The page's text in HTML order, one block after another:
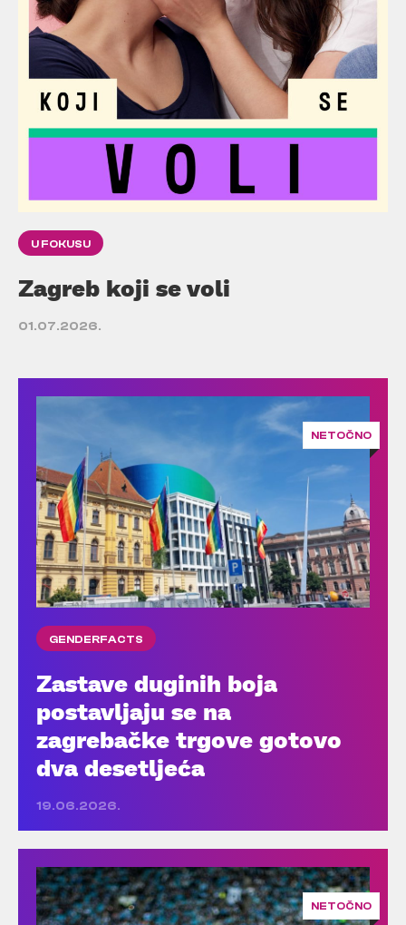
U FOKUSU
Zagreb koji se voli
01.07.2026.
NETOČNO
GENDERFACTS
Zastave duginih boja
postavljaju se na
zagrebačke trgove gotovo
dva desetljeća
19.06.2026.
NETOČNO